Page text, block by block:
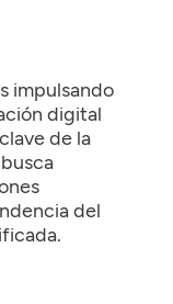
impulsando
digital
de la
del